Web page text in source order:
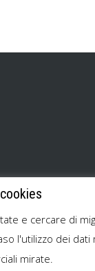
e cercare di
l'utilizzo dei
mirate.